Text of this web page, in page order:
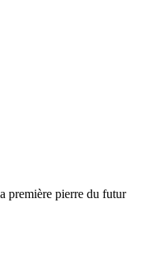
première pierre du futur